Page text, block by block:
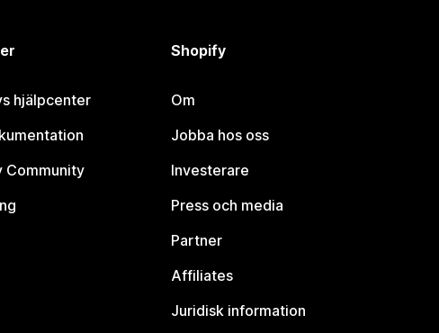
hjälpcenter
Community
Shopify
Om
Jobba hos oss
Investerare
Press och media
Partner
Affiliates
Juridisk information